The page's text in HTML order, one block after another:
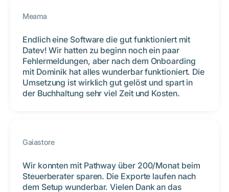
Meama
Endlich eine Software die gut funktioniert mit
Datev! Wir hatten zu beginn noch ein paar
Fehlermeldungen, aber nach dem Onboarding
mit Dominik hat alles wunderbar funktioniert. Die
Umsetzung ist wirklich gut gelöst und spart in
der Buchhaltung sehr viel Zeit und Kosten.
Gaiastore
Wir konnten mit Pathway über 200/Monat beim
Steuerberater sparen. Die Exporte laufen nach
dem Setup wunderbar. Vielen Dank an das